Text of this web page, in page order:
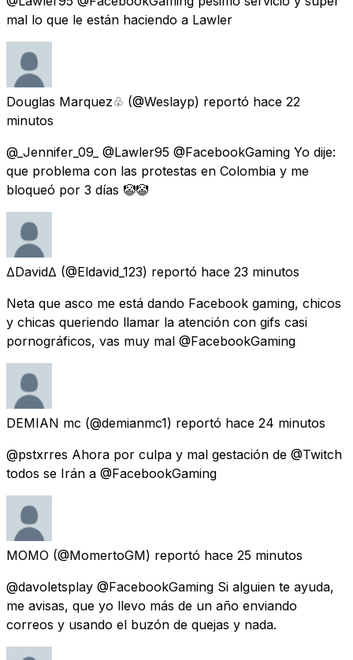
mal lo que le están haciendo a Lawler
Douglas Marquez♧ (@Weslayp) reportó hace 22
minutos
@_Jennifer_09_ @Lawler95 @FacebookGaming Yo dije:
que problema con las protestas en Colombia y me
bloqueó por 3 días 🤡🤡
∆David∆ (@Eldavid_123) reportó hace 23 minutos
Neta que asco me está dando Facebook gaming, chicos
y chicas queriendo llamar la atención con gifs casi
pornográficos, vas muy mal @FacebookGaming
DEMIAN mc (@demianmc1) reportó hace 24 minutos
@pstxrres Ahora por culpa y mal gestación de @Twitch
todos se Irán a @FacebookGaming
MOMO (@MomertoGM) reportó hace 25 minutos
@davoletsplay @FacebookGaming Si alguien te ayuda,
me avisas, que yo llevo más de un año enviando
correos y usando el buzón de quejas y nada.